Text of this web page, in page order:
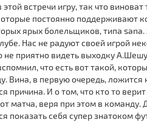
встречи игру, так что виноват
постоянно поддерживают
ярых болельщиков, типа sana.
Нас не радуют своей игрой
приятно видеть выходку
что есть вот такой,
Вина, в первую очередь,
И о том, что кто то
матча, веря при этом в команду.
показать себя супер знатоком